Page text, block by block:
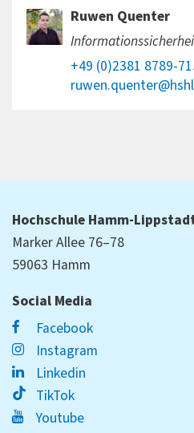
Ruwen Quenter
+49 (0)2381 8789-
Hochschule Hamm-
Marker Allee 76–78
59063 Hamm
Social Media
Facebook
Instagram
Linkedin
TikTok
Youtube